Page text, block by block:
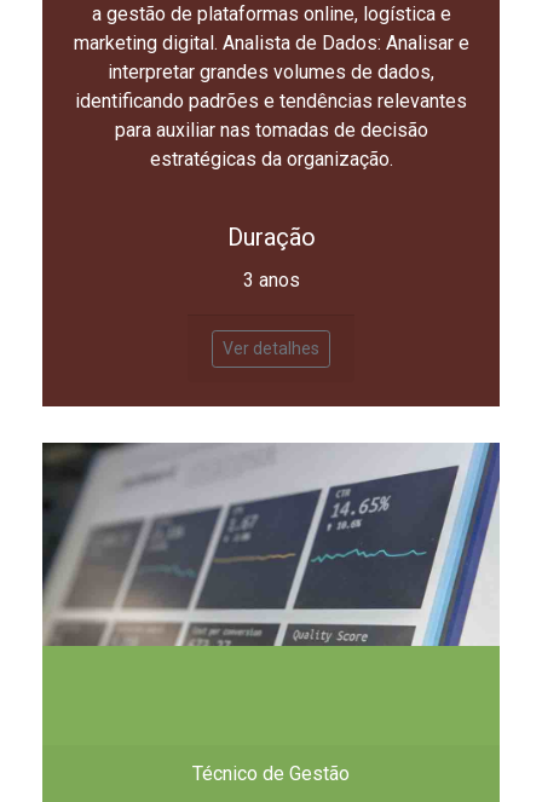
a gestão de plataformas online, logística e
marketing digital. Analista de Dados: Analisar e
interpretar grandes volumes de dados,
identificando padrões e tendências relevantes
para auxiliar nas tomadas de decisão
estratégicas da organização.
Duração
3 anos
Ver detalhes
Técnico de Gestão